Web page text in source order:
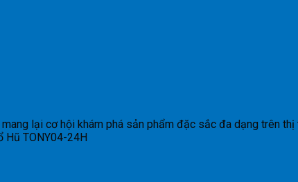
lại cơ hội khám phá sản phẩm đặc sắc đa dạng trên thị
Hũ TONY04-24H